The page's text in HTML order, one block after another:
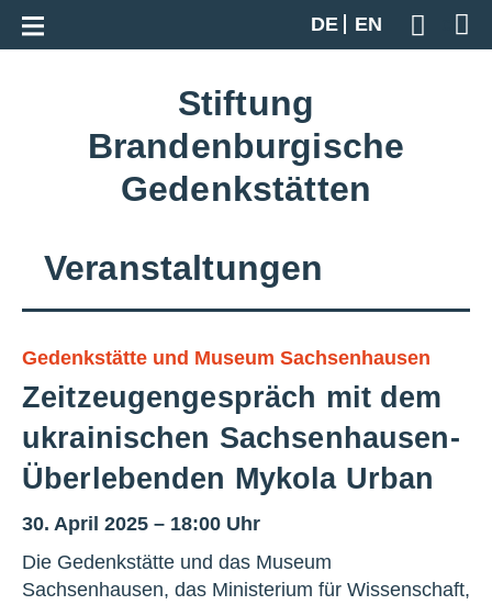
DE
EN
Geben
Zur Gesamtübersicht
Stiftung
Brandenburgische
Gedenkstätten
Veranstaltungen
Gedenkstätte und Museum Sachsenhausen
Zeitzeugengespräch mit dem
ukrainischen Sachsenhausen-
Überlebenden Mykola Urban
30. April 2025 – 18:00 Uhr
Die Gedenkstätte und das Museum
Sachsenhausen, das Ministerium für Wissenschaft,